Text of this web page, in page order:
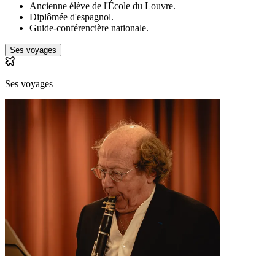
Ancienne élève de l'École du Louvre.
Diplômée d'espagnol.
Guide-conférencière nationale.
Ses voyages
Ses voyages